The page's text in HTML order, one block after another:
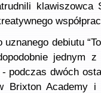
klawiszowca
debiutu
jednym z
podczas dwóch
Brixton Academy i